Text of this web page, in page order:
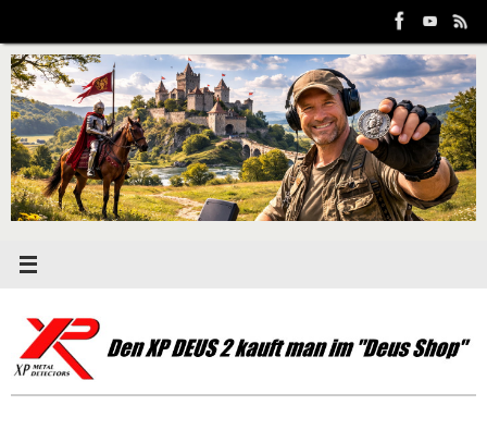
Inhalt
springen